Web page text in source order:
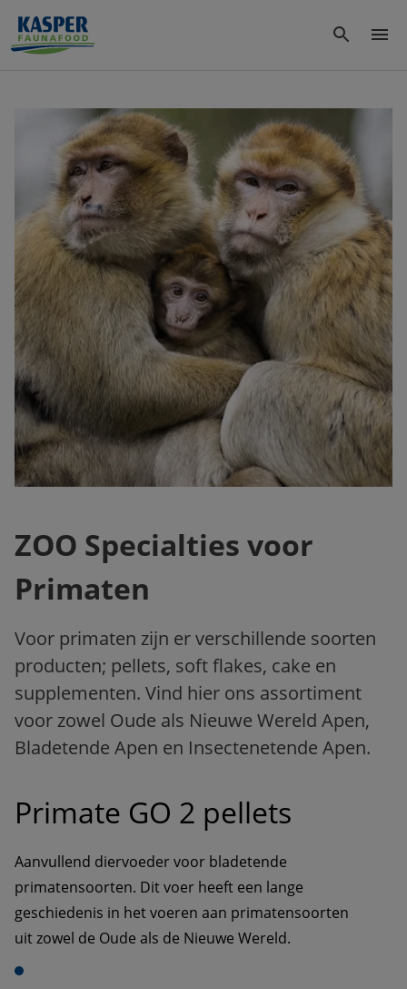
ZOO Specialties voor
Primaten
Voor primaten zijn er verschillende soorten
producten; pellets, soft flakes, cake en
supplementen. Vind hier ons assortiment
voor zowel Oude als Nieuwe Wereld Apen,
Bladetende Apen en Insectenetende Apen.
Primate GO 2 pellets
Aanvullend diervoeder voor bladetende
primatensoorten. Dit voer heeft een lange
geschiedenis in het voeren aan primatensoorten
uit zowel de Oude als de Nieuwe Wereld.